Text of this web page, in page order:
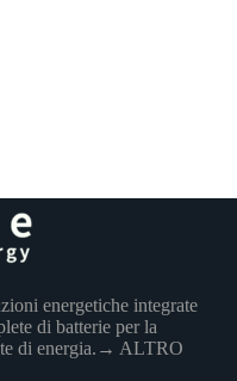
energetiche integrate
di batterie per la
di energia. → ALTRO